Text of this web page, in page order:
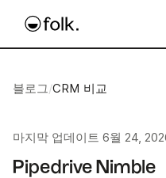
블로그/CRM 비교
마지막 업데이트 6월 24,
Pipedrive Nimble